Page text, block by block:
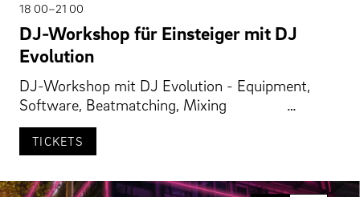
18 00–21 00
DJ-Workshop für Einsteiger mit DJ
Evolution
DJ-Workshop mit DJ Evolution - Equipment,
Software, Beatmatching, Mixing …
TICKETS